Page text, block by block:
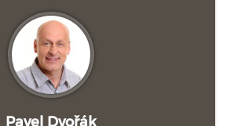
Pavel Dvořák